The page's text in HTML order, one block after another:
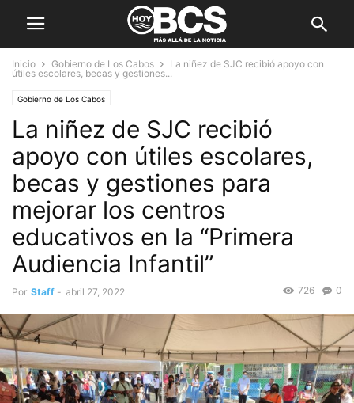
Inicio Gobierno de Los Cabos
La niñez de SJC recibió apoyo con
útiles escolares, becas y gestiones...
Gobierno de Los Cabos
La niñez de SJC recibió
apoyo con útiles escolares,
becas y gestiones para
mejorar los centros
educativos en la “Primera
Audiencia Infantil”
Por Staff - abril 27, 2022 0
726